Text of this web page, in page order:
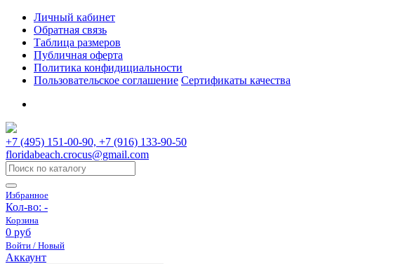
Личный кабинет
Обратная связь
Таблица размеров
Публичная оферта
Политика конфидициальности
Пользовательское соглашение Сертификаты качества
+7 (495) 151-00-90, +7 (916) 133-90-50
floridabeach.crocus@gmail.com
Избранное
Кол-во: -
Корзина
0 руб
Войти / Новый
Аккаунт